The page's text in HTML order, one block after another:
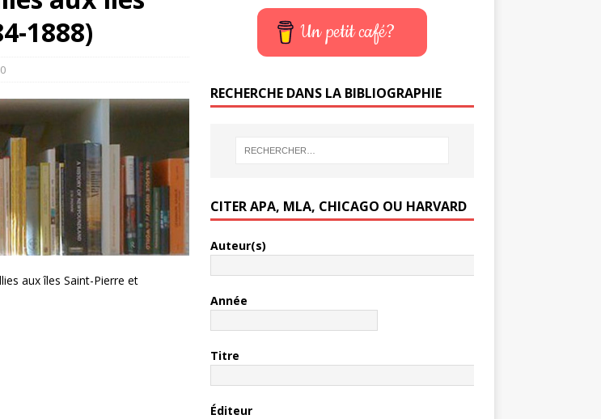
1888)
0
aux îles Saint-Pierre et
Un petit café?
RECHERCHE DANS LA BIBLIOGRAPHIE
CITER APA, MLA, CHICAGO OU HARVARD
Auteur(s)
Année
Titre
Éditeur